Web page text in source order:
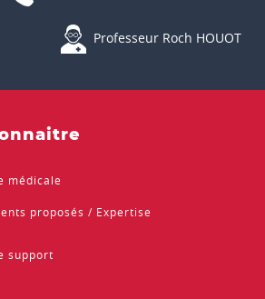
Professeur Roch HOUOT
médicale
proposés / Expertise
support